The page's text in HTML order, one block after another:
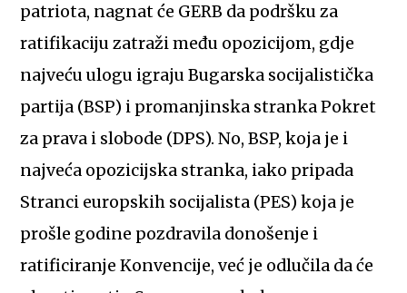
patriota, nagnat će GERB da podršku za
ratifikaciju zatraži među opozicijom, gdje
najveću ulogu igraju Bugarska socijalistička
partija (BSP) i promanjinska stranka Pokret
za prava i slobode (DPS). No, BSP, koja je i
najveća opozicijska stranka, iako pripada
Stranci europskih socijalista (PES) koja je
prošle godine pozdravila donošenje i
ratificiranje Konvencije, već je odlučila da će